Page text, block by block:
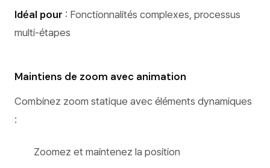
Idéal pour : Fonctionnalités complexes, processus
multi-étapes
Maintiens de zoom avec animation
Combinez zoom statique avec éléments dynamiques
:
Zoomez et maintenez la position